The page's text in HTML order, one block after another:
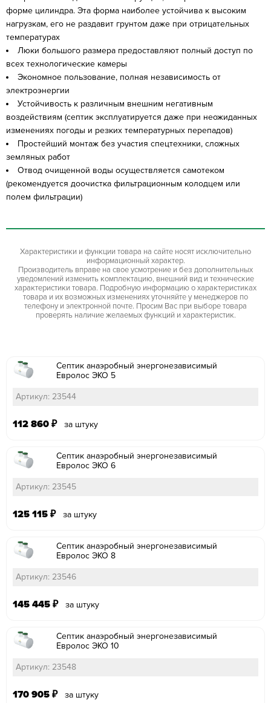
форме цилиндра. Эта форма наиболее устойчива к высоким
нагрузкам, его не раздавит грунтом даже при отрицательных
температурах
Люки большого размера предоставляют полный доступ по
всех технологические камеры
Экономное пользование, полная независимость от
электроэнергии
Устойчивость к различным внешним негативным
воздействиям (септик эксплуатируется даже при неожиданных
изменениях погоды и резких температурных перепадов)
Простейший монтаж без участия спецтехники, сложных
земляных работ
Отвод очищенной воды осуществляется самотеком
(рекомендуется доочистка фильтрационным колодцем или
полем фильтрации)
Характеристики и функции товара на сайте носят исключительно
информационный характер.
Производитель вправе на свое усмотрение и без дополнительных
уведомлений изменить комплектацию, внешний вид и технические
характеристики товара. Подробную информацию о характеристиках
товара и их возможных изменениях уточняйте у менеджеров по
телефону и электронной почте. Просим Вас при выборе товара
проверять наличие желаемых функций и характеристик.
Септик анаэробный энергонезависимый
Евролос ЭКО 5
Артикул: 23544
112 860 ₽ за штуку
Септик анаэробный энергонезависимый
Евролос ЭКО 6
Артикул: 23545
125 115 ₽ за штуку
Септик анаэробный энергонезависимый
Евролос ЭКО 8
Артикул: 23546
145 445 ₽ за штуку
Септик анаэробный энергонезависимый
Евролос ЭКО 10
Артикул: 23548
170 905 ₽ за штуку